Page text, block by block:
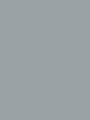
im Sinne
Cookies
die
ist es, den
zu
die
nicht bei